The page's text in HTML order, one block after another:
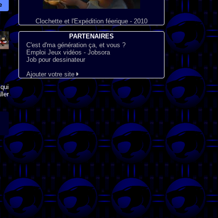
Clochette et l'Expédition féerique - 2010
PARTENAIRES
C'est d'ma génération ça, et vous ?
Emploi Jeux vidéos - Jobsora
Job pour dessinateur
Ajouter votre site